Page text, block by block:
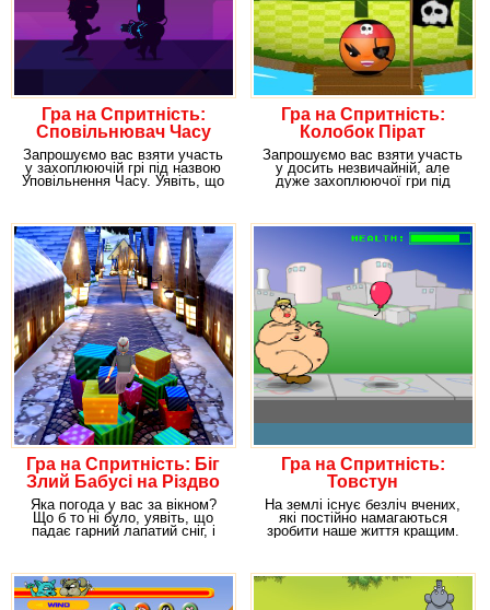
Гра на Спритність:
Сповільнювач Часу
Запрошуємо вас взяти участь
у захоплюючій грі під назвою
Уповільнення Часу. Уявіть, що
Гра на Спритність:
Колобок Пірат
Запрошуємо вас взяти участь
у досить незвичайній, але
дуже захоплюючої гри під
Гра на Спритність: Біг
Злий Бабусі на Різдво
Яка погода у вас за вікном?
Що б то ні було, уявіть, що
падає гарний лапатий сніг, і
Гра на Спритність:
Товстун
На землі існує безліч вчених,
які постійно намагаються
зробити наше життя кращим.